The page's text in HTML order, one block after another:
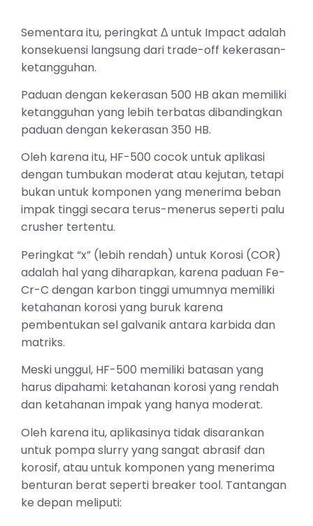
Sementara itu, peringkat Δ untuk Impact adalah
konsekuensi langsung dari trade-off kekerasan-
ketangguhan.
Paduan dengan kekerasan 500 HB akan memiliki
ketangguhan yang lebih terbatas dibandingkan
paduan dengan kekerasan 350 HB.
Oleh karena itu, HF-500 cocok untuk aplikasi
dengan tumbukan moderat atau kejutan, tetapi
bukan untuk komponen yang menerima beban
impak tinggi secara terus-menerus seperti palu
crusher tertentu.
Peringkat “x” (lebih rendah) untuk Korosi (COR)
adalah hal yang diharapkan, karena paduan Fe-
Cr-C dengan karbon tinggi umumnya memiliki
ketahanan korosi yang buruk karena
pembentukan sel galvanik antara karbida dan
matriks.
Meski unggul, HF-500 memiliki batasan yang
harus dipahami: ketahanan korosi yang rendah
dan ketahanan impak yang hanya moderat.
Oleh karena itu, aplikasinya tidak disarankan
untuk pompa slurry yang sangat abrasif dan
korosif, atau untuk komponen yang menerima
benturan berat seperti breaker tool. Tantangan
ke depan meliputi: